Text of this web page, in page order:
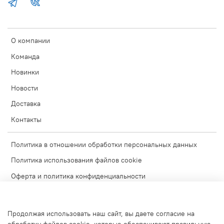
О компании
Команда
Новинки
Новости
Доставка
Контакты
Политика в отношении обработки персональных данных
Политика использования файлов cookie
Оферта и политика конфиденциальности
Продолжая использовать наш сайт, вы даете согласие на